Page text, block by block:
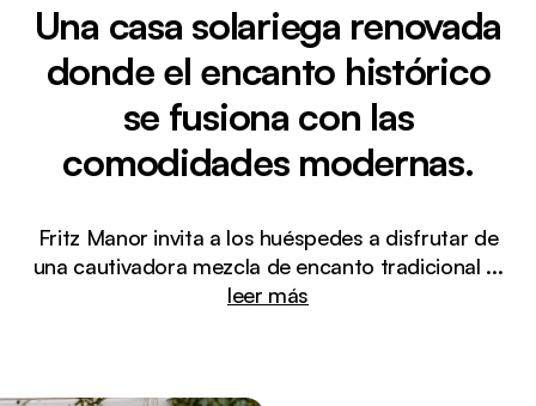
Una casa solariega renovada
donde el encanto histórico
se fusiona con las
comodidades modernas.
Fritz Manor invita a los huéspedes a disfrutar de
una cautivadora mezcla de encanto tradicional ...
leer más